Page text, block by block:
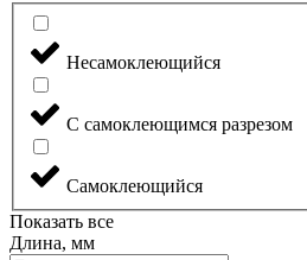
Несамоклеющийся
С самоклеющимся разрезом
Самоклеющийся
Показать все
Длина, мм